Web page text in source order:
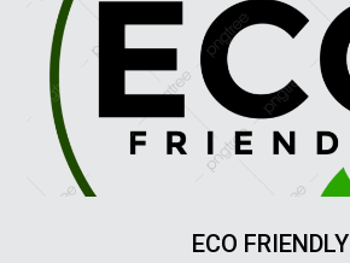
ECO FRIENDLY